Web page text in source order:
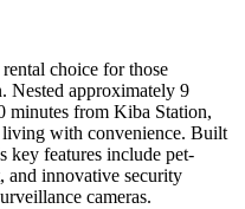
choice for those
Nested approximately 9
minutes from Kiba Station,
living with convenience. Built
key features include pet-
and innovative security
cameras.